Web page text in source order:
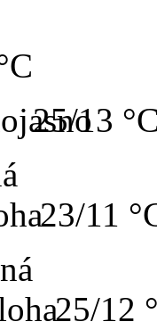
25/13
23/11
25/12